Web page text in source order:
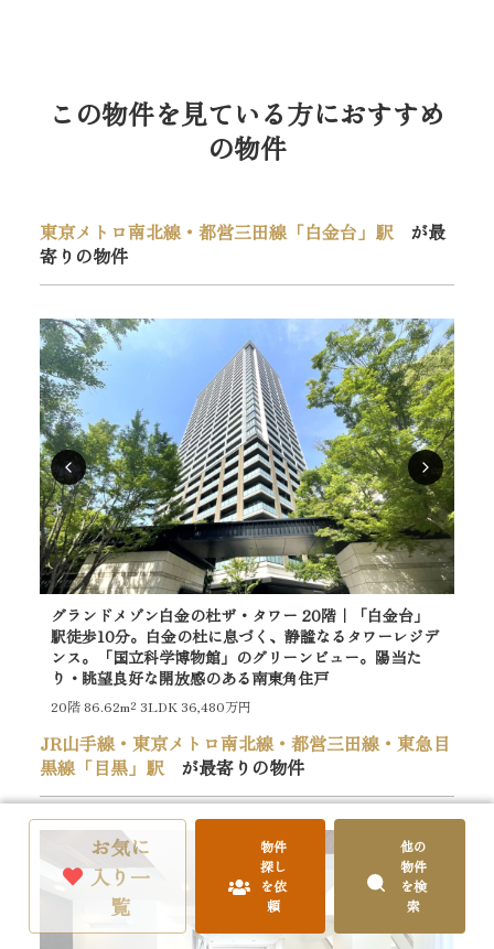
この物件を見ている方におすすめ
の物件
東京メトロ南北線・都営三田線「白金台」駅 が最
寄りの物件
グランドメゾン白金の杜ザ・タワー 20階｜「白金台」
駅徒歩10分。白金の杜に息づく、静謐なるタワーレジデ
ンス。「国立科学博物館」のグリーンビュー。陽当た
り・眺望良好な開放感のある南東角住戸
20階 86.62m² 3LDK 36,480万円
JR山手線・東京メトロ南北線・都営三田線・東急目
黒線「目黒」駅が最寄りの物件
お気に
入り一
覧
物件
探し
を依
頼
他の
物件
を検
索